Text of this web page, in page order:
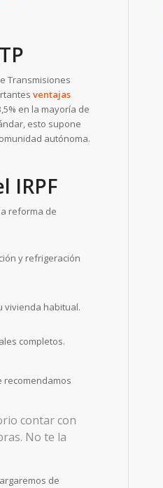
Transmisiones
ventajas
en la mayoría de
esto supone
autónoma.
IRPF
reforma de
y refrigeración
vivienda habitual.
completos.
recomendamos
contar con
No te la
de